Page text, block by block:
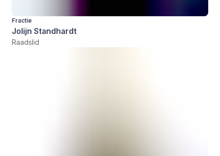
Fractie
Jolijn Standhardt
Raadslid